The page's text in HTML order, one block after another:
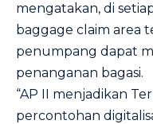
mengatakan, di
baggage claim area
penumpang dapat
penanganan bagasi.
“AP II menjadikan
percontohan